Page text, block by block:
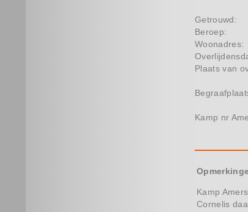
Getrouwd:
Beroep:
Woonadres:
Plaats van
Kamp nr
Kamp
Cornelis